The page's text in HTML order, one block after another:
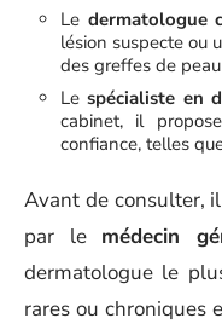
Le dermatologue
lésion suspecte ou
des greffes de
Lespécialiste en
cabinet, il
confiance, telles
Avant de consulter,
par le médecin
dermatologue le
rares ou chroniques